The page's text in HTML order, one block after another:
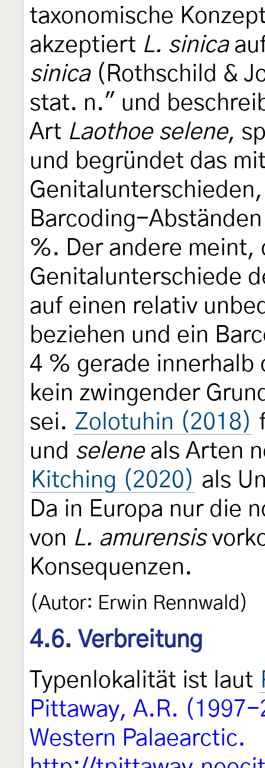
taxonomische
akzeptiert L. sinica
sinica(Rothschild &
stat. n." und
Art Laothoe selene,
und begründet das
Barcoding-
%. Der andere meint,
Genitalunterschiede
auf einen relativ
beziehen und ein
4 % gerade innerhalb
kein zwingender
sei. Zolotuhin (2018)
und seleneals Arten
Kitching (2020) als
Da in Europa nur die
von L. amurensis
Konsequenzen.
(Autor: Erwin Rennwald)
4.6. Verbreitung
Typenlokalität ist laut
Pittaway, A.R.
Western Palaearctic.